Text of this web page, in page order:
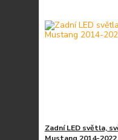
Zadní LED světla,